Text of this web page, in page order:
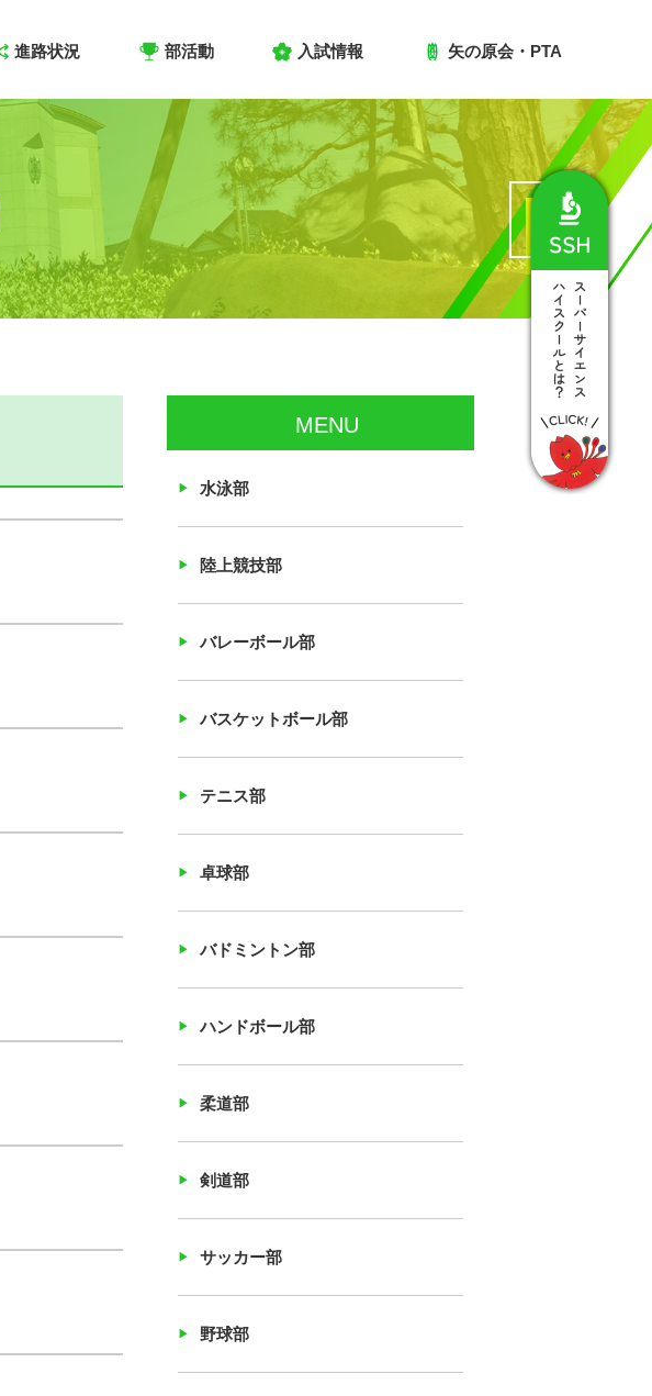
進路状況 部活動 入試情報 矢の原会・PTA
MENU
水泳部
陸上競技部
バレーボール部
バスケットボール部
テニス部
卓球部
バドミントン部
ハンドボール部
柔道部
剣道部
サッカー部
野球部